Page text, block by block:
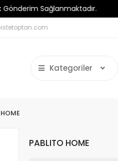
Sağlanmaktadır.
Kategoriler
PABLITO HOME